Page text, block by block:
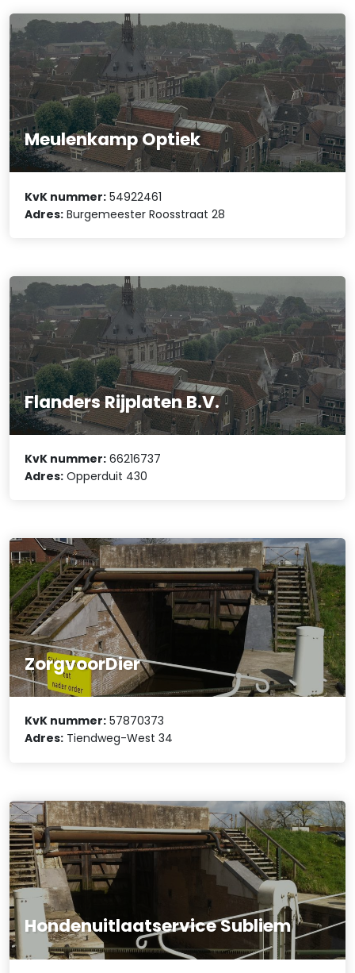
Meulenkamp Optiek
KvK nummer: 54922461
Adres: Burgemeester Roosstraat 28
Flanders Rijplaten B.V.
KvK nummer: 66216737
Adres: Opperduit 430
ZorgvoorDier
KvK nummer: 57870373
Adres: Tiendweg-West 34
Hondenuitlaatservice Subliem